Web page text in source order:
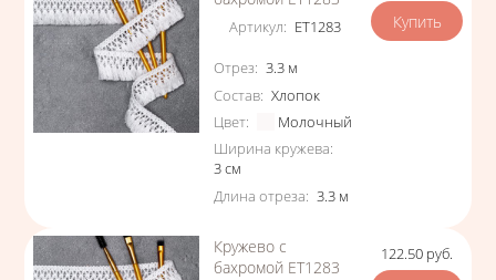
Артикул: ЕТ1283
Характеристики
Отрез: 3.3 м
Состав: Хлопок
Цвет:
Молочный
Ширина кружева:
3см
Длина отреза: 3.3 м
Кружево с
бахромой ЕТ1283
Цена
122.50 руб.